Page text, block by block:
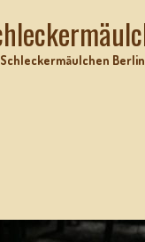
Schleckermäulchen Berlin